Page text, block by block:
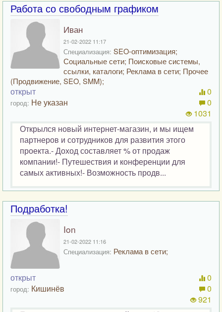
Работа со свободным графиком
Иван
21-02-2022 11:17
Специализация: SEO-оптимизация;
Социальные сети; Поисковые системы,
ссылки, каталоги; Реклама в сети; Прочее
(Продвижение, SEO, SMM);
открыт
город: Не указан
0
0
1031
Открылся новый интернет-магазин, и мы ищем
партнеров и сотрудников для развития этого
проекта.- Доход составляет % от продаж
компании!- Путешествия и конференции для
самых активных!- Возможность продв...
Подработка!
Ion
21-02-2022 11:16
Специализация: Реклама в сети;
открыт
город: Кишинёв
0
0
921